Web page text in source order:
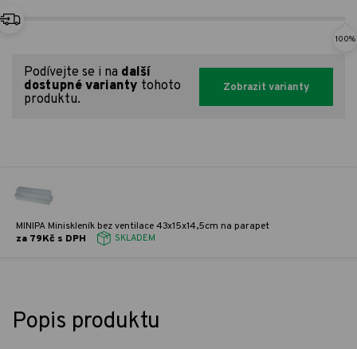
100%
Podívejte se i na další
dostupné varianty tohoto
produktu.
Zobrazit varianty
MINIPA Miniskleník bez ventilace 43x15x14,5cm na parapet
za 79Kč s DPH
SKLADEM
Popis produktu